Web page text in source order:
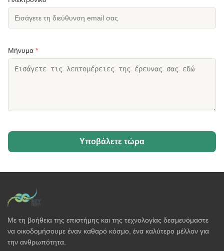
Μήνυμα *
Υποβάλετε τώρα
Με τη βοήθεια της επιστήμης και της τεχνολογίας δεσμευόμαστε
να οικοδομήσουμε έναν καθαρό κόσμο, ένα καλύτερο μέλλον για
την ανθρωπότητα.